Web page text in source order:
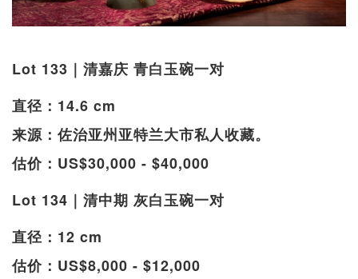
Lot 133｜清嘉庆 青白玉碗一对
直径：14.6 cm
来源：佐治亚州亚特兰大市私人收藏。
估价：US$30,000 - $40,000
Lot 134｜清中期 灰白玉碗一对
直径：12 cm
估价：US$8,000 - $12,000